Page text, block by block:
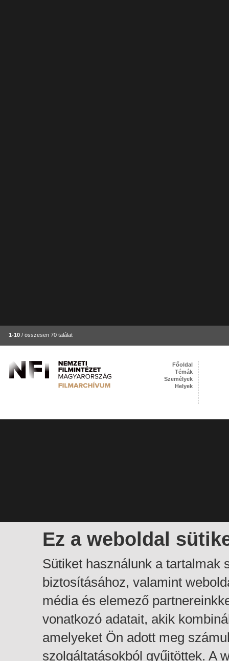
1-10 / összesen 70 találat
Ez a weboldal
Sütiket használunk a tartalmak
biztosításához, valamint
média és elemező
vonatkozó adatait, akik
amelyeket Ön adott meg
szolgáltatásokból gyűjtöttek. A
Főoldal
Témák
Személyek
Helyek